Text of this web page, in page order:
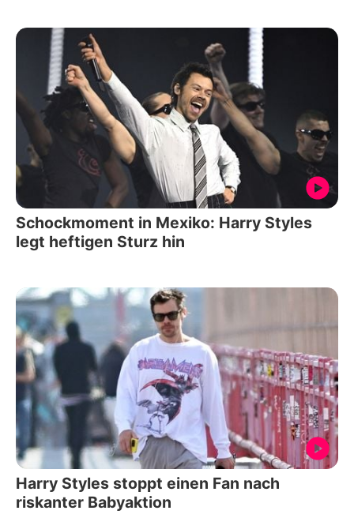
Schockmoment in Mexiko: Harry Styles
legt heftigen Sturz hin
Harry Styles stoppt einen Fan nach
riskanter Babyaktion